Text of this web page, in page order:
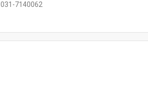
031-7140062